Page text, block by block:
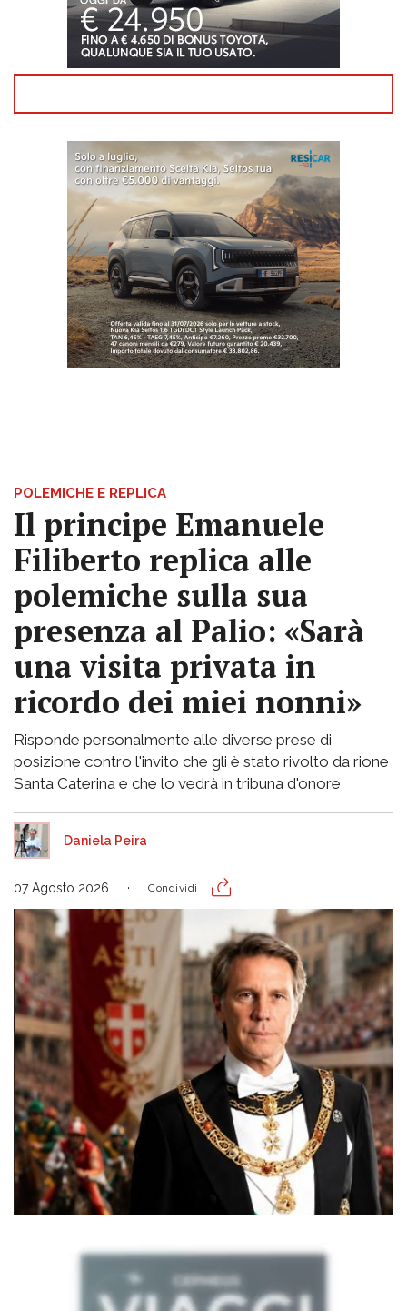
POLEMICHE E REPLICA
Il principe Emanuele
Filiberto replica alle
polemiche sulla sua
presenza al Palio: «Sarà
una visita privata in
ricordo dei miei nonni»
Risponde personalmente alle diverse prese di
posizione contro l'invito che gli è stato rivolto da rione
Santa Caterina e che lo vedrà in tribuna d'onore
Daniela Peira
07 Agosto 2026 Condividi